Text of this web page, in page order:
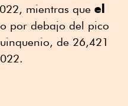
mientras que el
por debajo del pico
de 26,421